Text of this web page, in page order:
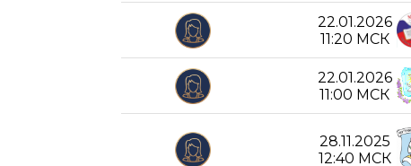
22.01.2026
11:20 МСК
22.01.2026
11:00 МСК
28.11.2025
12:40 МСК